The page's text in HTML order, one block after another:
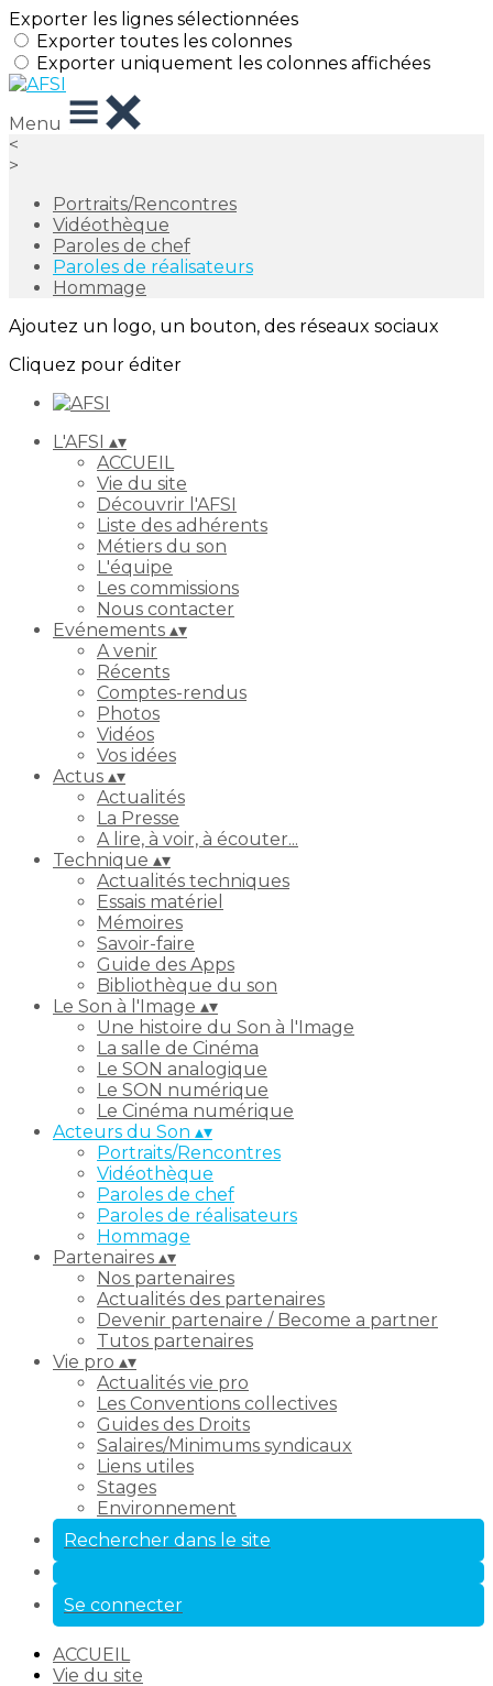
Exporter les lignes sélectionnées
Exporter toutes les colonnes
Exporter uniquement les colonnes affichées
Menu
<
>
Portraits/Rencontres
Vidéothèque
Paroles de chef
Paroles de réalisateurs
Hommage
Ajoutez un logo, un bouton, des réseaux sociaux
Cliquez pour éditer
L'AFSI ▴▾
ACCUEIL
Vie du site
Découvrir l'AFSI
Liste des adhérents
Métiers du son
L'équipe
Les commissions
Nous contacter
Evénements ▴▾
A venir
Récents
Comptes-rendus
Photos
Vidéos
Vos idées
Actus ▴▾
Actualités
La Presse
A lire, à voir, à écouter...
Technique ▴▾
Actualités techniques
Essais matériel
Mémoires
Savoir-faire
Guide des Apps
Bibliothèque du son
Le Son à l'Image ▴▾
Une histoire du Son à l'Image
La salle de Cinéma
Le SON analogique
Le SON numérique
Le Cinéma numérique
Acteurs du Son ▴▾
Portraits/Rencontres
Vidéothèque
Paroles de chef
Paroles de réalisateurs
Hommage
Partenaires ▴▾
Nos partenaires
Actualités des partenaires
Devenir partenaire / Become a partner
Tutos partenaires
Vie pro ▴▾
Actualités vie pro
Les Conventions collectives
Guides des Droits
Salaires/Minimums syndicaux
Liens utiles
Stages
Environnement
Rechercher dans le site
Se connecter
ACCUEIL
Vie du site